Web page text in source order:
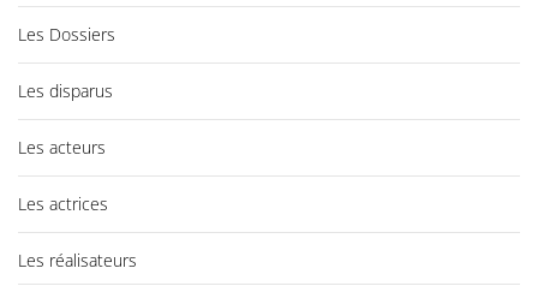
Les Dossiers
Les disparus
Les acteurs
Les actrices
Les réalisateurs